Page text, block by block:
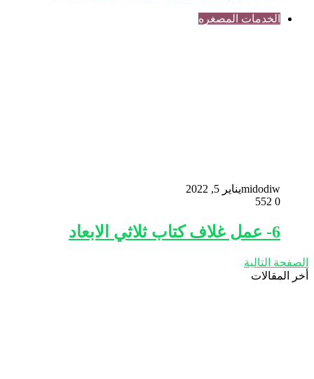
الخدمات المصغره
midodiwيناير 5, 2022
0
6- عمل غلاف كتاب ثلاثي الابعاد
الصفحة التالية
أخر المقالات